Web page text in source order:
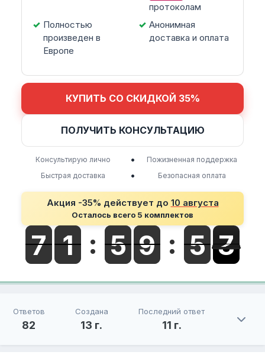
протоколам
Полностью
произведен в
Европе
Анонимная
доставка и оплата
КУПИТЬ СО СКИДКОЙ 35%
ПОЛУЧИТЬ КОНСУЛЬТАЦИЮ
Консультирую лично •
Пожизненная поддержка
Быстрая доставка
• Безопасная оплата
Акция -35% действует до 10 августа
Осталось всего 5 комплектов
Ответов
82
Создана
13 г.
Последний ответ
11 г.